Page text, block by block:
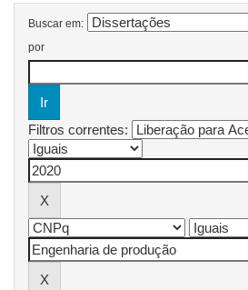
Buscar em:
por
Filtros correntes: